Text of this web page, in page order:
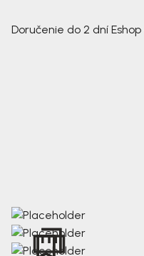
Doručenie do 2 dní Eshop